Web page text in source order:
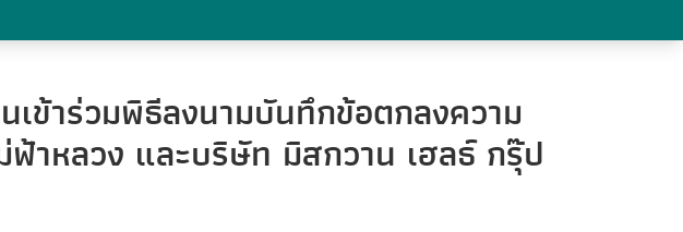
ข้าร่วมพิธีลงนามบันทึกข้อตกลงความ
ฟ้าหลวง และบริษัท มิสกวาน เฮลธ์ กรุ๊ป